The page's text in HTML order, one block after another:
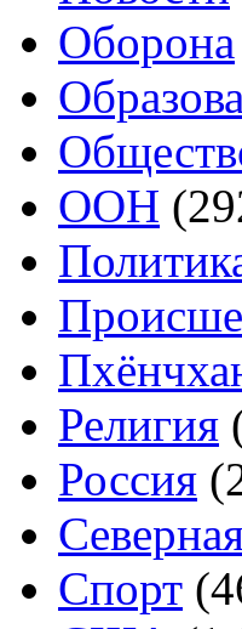
Оборона
ООН
Религия
Россия
Спорт